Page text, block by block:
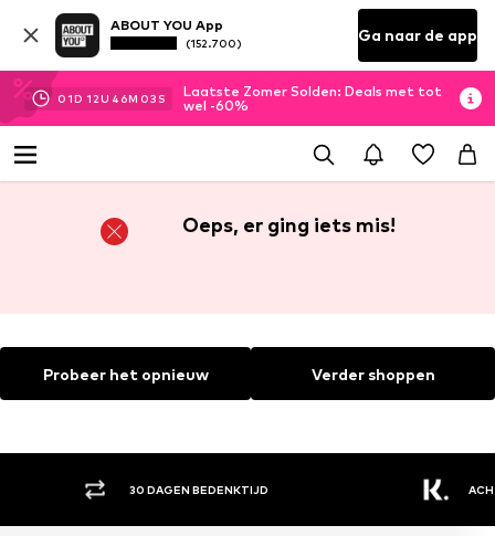
ABOUT YOU App
(152.700) Ga naar de app
01D 12U 46M 02 S
Laatste Zomer Solden: Deals met tot
wel -60%
Oeps, er ging iets mis!
Probeer het opnieuw Verder shoppen
30 DAGEN BEDENKTIJD